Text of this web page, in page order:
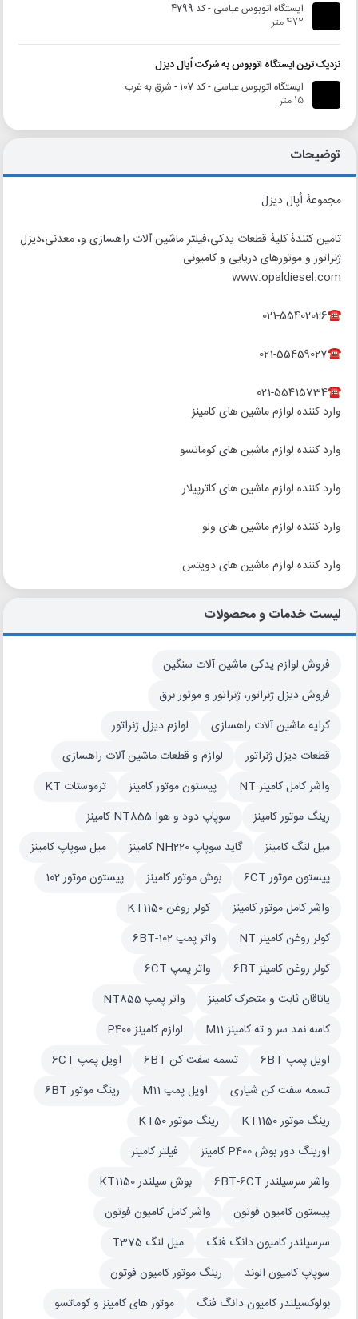
ایستگاه اتوبوس عباسی - کد 4799
472 متر
نزدیک ترین ایستگاه اتوبوس به شرکت اُپال دیزل
ایستگاه اتوبوس عباسی - کد 107 - شرق به غرب
15 متر
توضیحات
مجموعهٔ اُپال دیزل
تامین کنندهٔ کلیهٔ قطعات یدکی،فیلتر ماشین آلات راهسازی و، معدنی،دیزل
ژنراتور و موتورهای دریایی و کامیونی
www.opaldiesel.com
☎️021-55402026
☎️021-55459027
☎️021-55415734
وارد کننده لوازم ماشین های کامینز
وارد کننده لوازم ماشین های کوماتسو
وارد کننده لوازم ماشین های کاترپیلار
وارد کننده لوازم ماشین های ولو
وارد کننده لوازم ماشین های دویتس
لیست خدمات و محصولات
فروش لوازم یدکی ماشین آلات سنگین
فروش دیزل ژنراتور، ژنراتور و موتور برق
کرایه ماشین آلات راهسازی
لوازم دیزل ژنراتور
قطعات دیزل ژنراتور
لوازم و قطعات ماشین آلات راهسازی
واشر کامل کامینز NT
پیستون موتور کامینز
ترموستات KT
رینگ موتور کامینز
سوپاپ دود و هوا NT855 کامینز
میل لنگ کامینز
گاید سوپاپ NH220 کامینز
میل سوپاپ کامینز
پیستون موتور 6CT
بوش موتور کامینز
پیستون موتور 102
واشر کامل موتور کامینز
کولر روغن KT1150
کولر روغن کامینز NT
واتر پمپ 6BT-102
کولر روغن کامینز 6BT
واتر پمپ 6CT
یاتاقان ثابت و متحرک کامینز
واتر پمپ NT855
کاسه نمد سر و ته کامینز M11
لوازم کامینز P400
اویل پمپ 6BT
تسمه سفت کن 6BT
اویل پمپ 6CT
تسمه سفت کن شیاری
اویل پمپ M11
رینگ موتور 6BT
رینگ موتور KT1150
رینگ موتور KT50
اورینگ دور بوش P400 کامینز
فیلتر کامینز
واشر سرسیلندر 6BT-6CT
بوش سیلندر KT1150
پیستون کامیون فوتون
واشر کامل کامیون فوتون
سرسیلندر کامیون دانگ فنگ
میل لنگ T375
سوپاپ کامیون الوند
رینگ موتور کامیون فوتون
بولوکسیلندر کامیون دانگ فنگ
موتور های کامینز و کوماتسو